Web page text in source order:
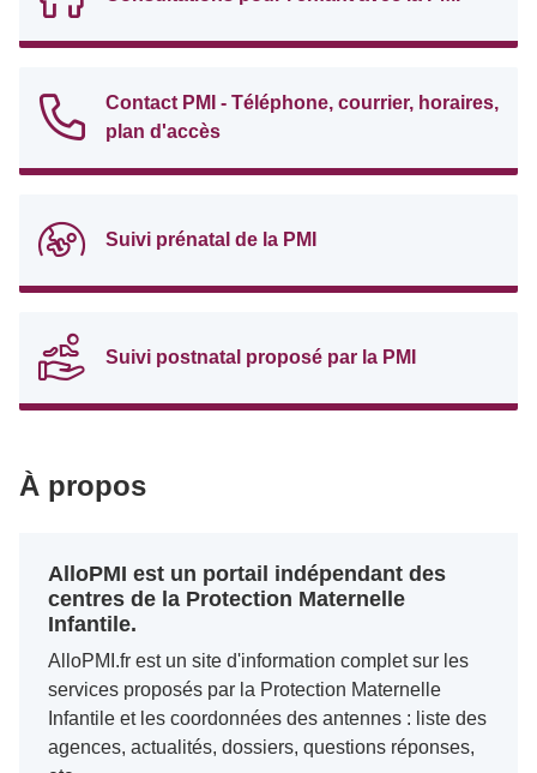
Contact PMI - Téléphone, courrier, horaires,
plan d'accès
Suivi prénatal de la PMI
Suivi postnatal proposé par la PMI
À propos
AlloPMI est un portail indépendant des
centres de la Protection Maternelle
Infantile.
AlloPMI.fr est un site d'information complet sur les
services proposés par la Protection Maternelle
Infantile et les coordonnées des antennes : liste des
agences, actualités, dossiers, questions réponses,